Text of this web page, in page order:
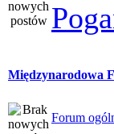
Międzynarodowa
Forum